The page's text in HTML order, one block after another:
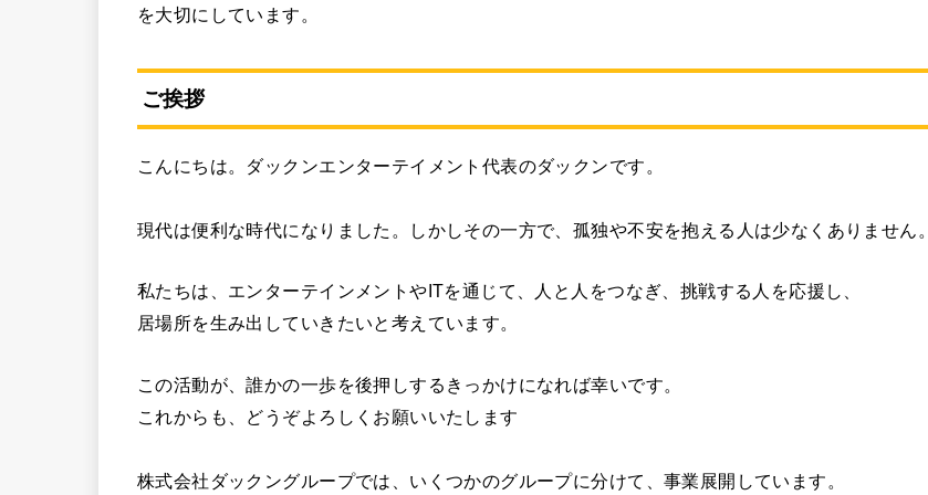
を大切にしています。
ご挨拶
こんにちは。ダックンエンターテイメント代表のダックンです。
現代は便利な時代になりました。しかしその一方で、孤独や不安を抱える人は少なくありません。
私たちは、エンターテインメントやITを通じて、人と人をつなぎ、挑戦する人を応援し、
居場所を生み出していきたいと考えています。
この活動が、誰かの一歩を後押しするきっかけになれば幸いです。
これからも、どうぞよろしくお願いいたします
株式会社ダックングループでは、いくつかのグループに分けて、事業展開しています。